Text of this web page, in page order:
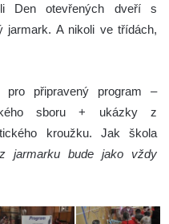
Den otevřených dveří s
jarmark. A nikoli ve třídách,
připravený program –
sboru + ukázky z
kroužku. Jak škola
jarmarku bude jako vždy